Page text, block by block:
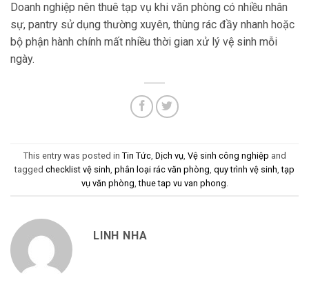
Doanh nghiệp nên thuê tạp vụ khi văn phòng có nhiều nhân
sự, pantry sử dụng thường xuyên, thùng rác đầy nhanh hoặc
bộ phận hành chính mất nhiều thời gian xử lý vệ sinh mỗi
ngày.
This entry was posted in Tin Tức, Dịch vụ, Vệ sinh công nghiệp and
tagged checklist vệ sinh phân loại rác văn phòng quy trình vệ sinh ,tạp
vụ văn phòng ,thue tap vu van phong
LINH NHA